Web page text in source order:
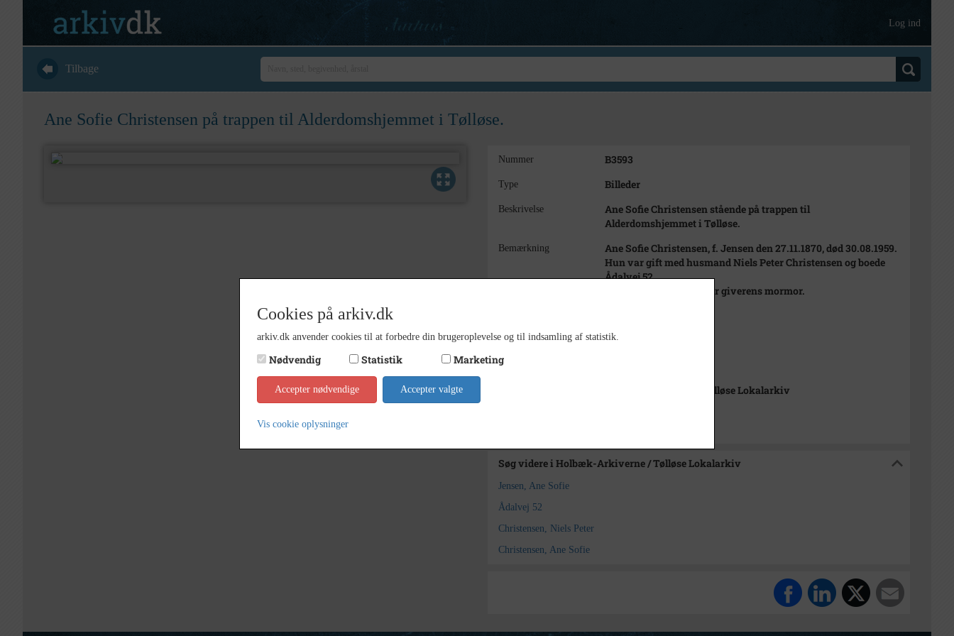
Log ind
Tilbage
Ane Sofie Christensen på trappen til Alderdomshjemmet i Tølløse.
Nummer B3593
Type Billeder
Beskrivelse
Ane Sofie Christensen stående på trappen til
Alderdomshjemmet i Tølløse.
Bemærkning
Ane Sofie Christensen, f. Jensen den 27.11.1870, død 30.08.1959.
Hun var gift med husmand Niels Peter Christensen og boede
Ådalvej 52.
Ane Sofie Christensen er giverens mormor.
Dateringsnote udateret
Fotograf
Holbæk-Arkiverne / Tølløse Lokalarkiv
Søg videre i Holbæk-Arkiverne / Tølløse Lokalarkiv
Jensen, Ane Sofie
Ådalvej 52
Christensen, Niels Peter
Christensen, Ane Sofie
Cookies på arkiv.dk
arkiv.dk anvender cookies til at forbedre din brugeroplevelse og til indsamling af statistik.
Nødvendig Statistik Marketing
Accepter nødvendige Accepter valgte
Vis cookie oplysninger